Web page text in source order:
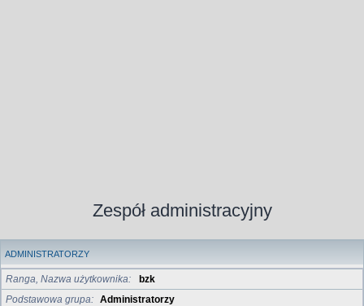
Zespół administracyjny
ADMINISTRATORZY
Ranga, Nazwa użytkownika
bzk
Podstawowa grupa
Administratorzy